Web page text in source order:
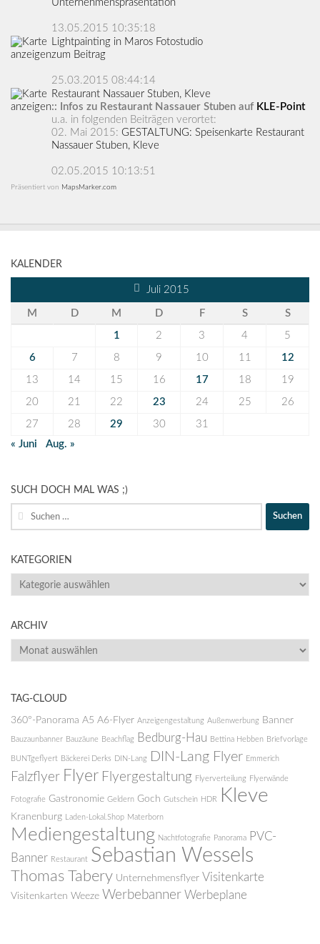
Unternehmenspräsentation
13.05.2015 10:35:18
Lightpainting in Maros Fotostudio
zum Beitrag
25.03.2015 08:44:14
Restaurant Nassauer Stuben, Kleve
:: Infos zu Restaurant Nassauer Stuben auf KLE-Point
u.a. in folgenden Beiträgen verortet:
02. Mai 2015: GESTALTUNG: Speisenkarte Restaurant
Nassauer Stuben, Kleve
02.05.2015 10:13:51
Präsentiert von MapsMarker.com
KALENDER
Juli 2015
M D M D F S S
1 2 3 4 5
6 7 8 9 10 11 12
13 14 15 16 17 18 19
20 21 22 23 24 25 26
27 28 29 30
31
« Juni
Aug. »
SUCH DOCH MAL WAS ;)
Suche
nach:
KATEGORIEN
KATEGORIEN
ARCHIV
ARCHIV
TAG-CLOUD
360°-Panorama A5 A6-Flyer Anzeigengestaltung Außenwerbung Banner
Bauzaunbanner Bauzäune Beachflag Bedburg-Hau Bettina Hebben Briefvorlage
BUNTgeflyert Bäckerei Derks DIN-Lang DIN-Lang Flyer Emmerich
Falzflyer Flyer Flyergestaltung Flyerverteilung Flyerwände
Fotografie Gastronomie Geldern Goch Gutschein HDR Kleve
Kranenburg Laden-Lokal.Shop Materborn
Mediengestaltung Nachtfotografie Panorama PVC-
Banner Restaurant Sebastian Wessels
Thomas Tabery Unternehmensflyer Visitenkarte
Visitenkarten Weeze Werbebanner Werbeplane